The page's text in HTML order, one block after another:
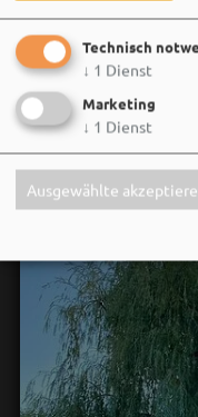
Gute Musik, beste
der im Kopf bleibt.
Wir sehen uns…
Technisch
↓ 1 Dienst
Marketing
↓ 1 Dienst
Ausgewählte